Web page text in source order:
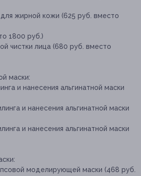
жирной кожи (625 руб. вместо
1800 руб.)
чистки лица (680 руб. вместо
маски:
и нанесения альгинатной маски
и нанесения альгинатной маски
и нанесения альгинатной маски
моделирующей маски (468 руб.